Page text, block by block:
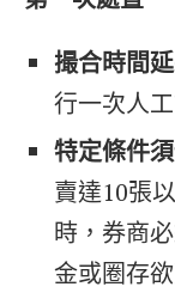
撮合時間延
行一次人
特定條件
賣達10張
時，券商
金或圈存